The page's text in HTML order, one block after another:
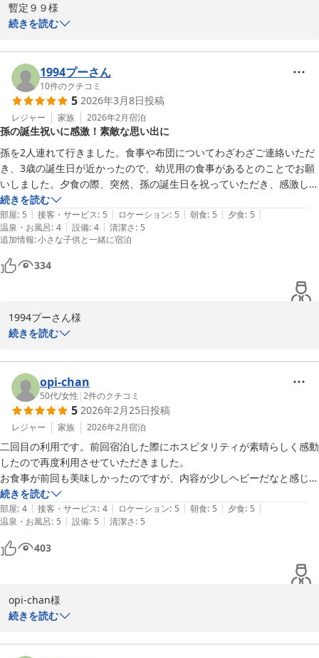
夕食は鉄板焼きへ変更させてもらいました。前回担当いただいたシェフ
さんと再会出来て良かったです。鉄板焼きを楽しみにしていましたが、
増して、ふっくらしっとりの焼き具合最高でした。
また、お肉の火の入れ方も絶妙でした。一年ぶりの金谷ホテルさんでの
鉄板焼きの夕食、最高でした。妻も大変喜んでくれたので私としても嬉
しく思います。
今回の小旅行も思い出に残る大変素晴らしい一泊でした。我が家から近
くでアクセスの良い温泉は沢山あり、それと比べて片道倍以上、3倍か
かるかも？の時間を運転しても泊まりたいお宿、それが金谷ホテルさん
です。
食事、温泉に加え、今回もスタッフ皆様の見事な接客、清々しさを感じ
て帰路に着きました。次は連泊？と妻に聞かれ、時間もとお財布事情が
許すなら（笑）それもアリかも思っています。
暫定９９様
平素より鬼怒川金谷ホテルをお引き立て賜り誠にありがとうござい
今回のご宿泊も思い出に残るご滞在となりましたようで、温かいご
感想をいただき大変嬉しい限りでございます。
また鉄板膳所かなやでのお食事をお楽しみいただけましたようで、
担当させていただいたスタッフにとりましても大変励みとなり感謝
申し上げます。
ぜひ次回は連泊で、1泊目はダイニングJOHN KANAYAで金谷流懐
石、2泊目は鉄板膳所かなやで鉄板懐石など、
シチュエーションを変えてお食事をお愉しみいただくのもおすすめ
でございます。
暫定９９様にとっての渓谷の別荘に、またのお帰りをスタッフ一同
心よりお待ち申し上げます。
日々サービス向上に努めてまいりますので今後とも何卒お引き立て
鬼怒川金谷ホテル
続きを読む
1994プーさん
10件のクチコミ
5 2026年3月8日投稿
レジャー 家族 2026年2月宿泊
孫の誕生祝いに感激！素敵な思い出に
孫を2人連れて行きました。食事や布団についてわざわざご連絡いただ
き、3歳の誕生日が近かったので、幼児用の食事があるとのことでお願
いしました。夕食の際、突然、孫の誕生日を祝っていただき、感激しま
した。
幼児用の食事も美味しそうでしたが、ケーキもとても素敵でした。
良い思い出になりました。
続きを読む
部屋: 5 | 接客・サービス: 5 | ロケーション: 5 | 朝食: 5 | 夕食: 5 |
温泉・お風呂: 4 | 設備: 4 | 清潔さ: 5
追加情報:小さな子供と一緒に宿泊
334
1994プーさん様
この度はお孫様のお誕生日祝いでのご旅行に、鬼怒川金谷ホテルへ
大切なお祝いということで、私共も精一杯のおもてなしに務めさせ
ていただきましたが、
思い出に残るご滞在となりましたようで何よりでございます。
ぜひまたお孫様やご家族の節目の記念日など機会がございました
ら、1994プーさん様のまたのご来館をスタッフ一同心よりお待ち申
し上げます。
日々サービス向上に努めてまいりますので、今後とも何卒お引き立
ての程宜しくお願いいたします。
ご投稿ありがとうございました。
鬼怒川金谷ホテル
続きを読む
opi-chan
50代/女性 |2件のクチコミ
5 2026年2月25日投稿
レジャー 家族 2026年2月宿泊
二回目の利用です。前回宿泊した際にホスピタリティが素晴らしく感動
したので再度利用させていただきました。
お食事が前回も美味しかったのですが、内容が少しヘビーだなと感じて
おりました。今回はメニューのバランスが良く、前回よりも最後まで美
味しく頂けました。夕食、朝食の和食どちらも、一つ一つがとても凝っ
ていて美味しかったです。
朝食は和食を選びましたが、こちらも大変美味しくいただきました。
お風呂も気持ちよく、何度も入りました。
続きを読む
部屋: 4 | 接客・サービス: 4 | ロケーション: 5 | 朝食: 5 | 夕食: 5 |
温泉・お風呂: 5 | 設備: 5 | 清潔さ: 5
403
opi-chan様
この度は鬼怒川金谷ホテルへご再訪頂き誠にありがとうございまし
夕食朝食ともにご満足いただけましたようで大変嬉しい限りでござ
続きを読む